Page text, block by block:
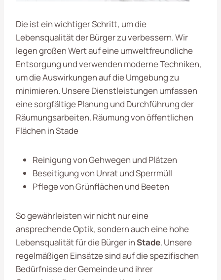
Die ist ein wichtiger Schritt, um die
Lebensqualität der Bürger zu verbessern. Wir
legen großen Wert auf eine umweltfreundliche
Entsorgung und verwenden moderne Techniken,
um die Auswirkungen auf die Umgebung zu
minimieren. Unsere Dienstleistungen umfassen
eine sorgfältige Planung und Durchführung der
Räumungsarbeiten. Räumung von öffentlichen
Flächen in Stade
Reinigung von Gehwegen und Plätzen
Beseitigung von Unrat und Sperrmüll
Pflege von Grünflächen und Beeten
So gewährleisten wir nicht nur eine
ansprechende Optik, sondern auch eine hohe
Lebensqualität für die Bürger inStade. Unsere
regelmäßigen Einsätze sind auf die spezifischen
Bedürfnisse der Gemeinde und ihrer